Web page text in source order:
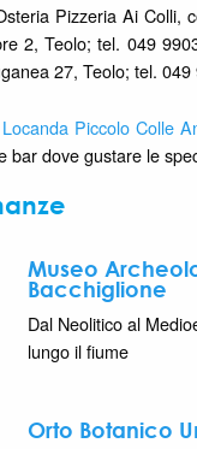
Pizzeria Ai Colli,
2, Teolo; tel. 049
27, Teolo; tel. 049
Locanda Piccolo Colle
bar dove gustare le
Museo
Bacchiglione
Dal Neolitico al
lungo il fiume
Orto Botanico